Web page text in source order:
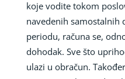
koje vodite tokom
navedenih samostalnih
periodu, računa se,
dohodak. Sve što
ulazi u obračun.